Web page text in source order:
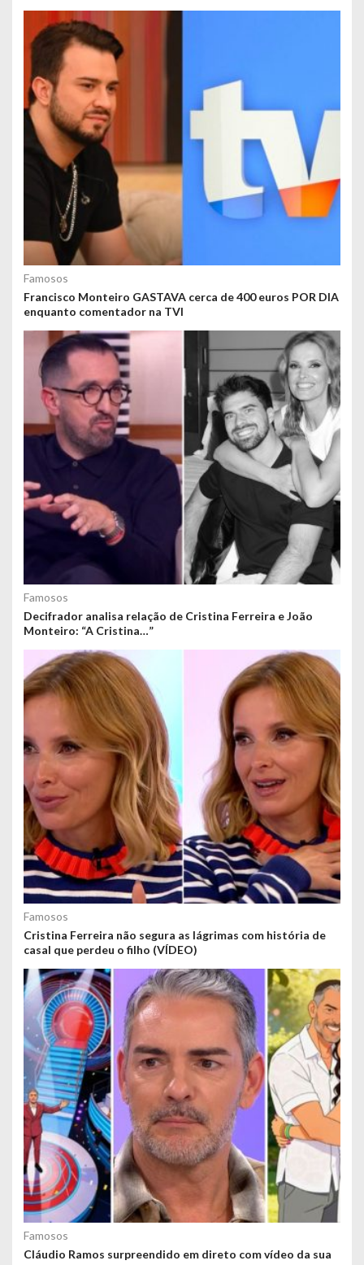
Famosos
Francisco Monteiro GASTAVA cerca de 400 euros POR DIA
enquanto comentador na TVI
Famosos
Decifrador analisa relação de Cristina Ferreira e João
Monteiro: “A Cristina…”
Famosos
Cristina Ferreira não segura as lágrimas com história de
casal que perdeu o filho (VÍDEO)
Famosos
Cláudio Ramos surpreendido em direto com vídeo da sua